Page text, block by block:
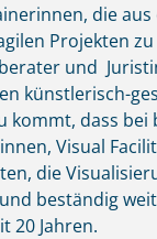
die
Projekten
und
künstlerisch-
kommt, dass bei
Visual
die
beständig
20 Jahren.